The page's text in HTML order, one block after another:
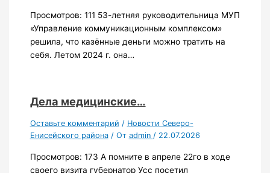
Просмотров: 111 53-летняя руководительница МУП
«Управление коммуникационным комплексом»
решила, что казённые деньги можно тратить на
себя. Летом 2024 г. она…
Дела медицинские…
Оставьте комментарий / Новости Северо-
Енисейского района/ От admin / 22.07.2026
Просмотров: 173 А помните в апреле 22го в ходе
своего визита губернатор Усс посетил